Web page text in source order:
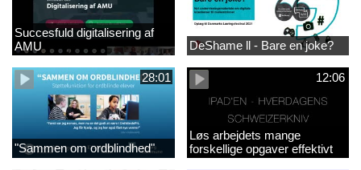
Succesfuld digitalisering af
AMU
DeShame ll - Bare en joke?
28:01
"Sammen om ordblindhed"
12:06
Løs arbejdets mange
forskellige opgaver effektivt
med iPad